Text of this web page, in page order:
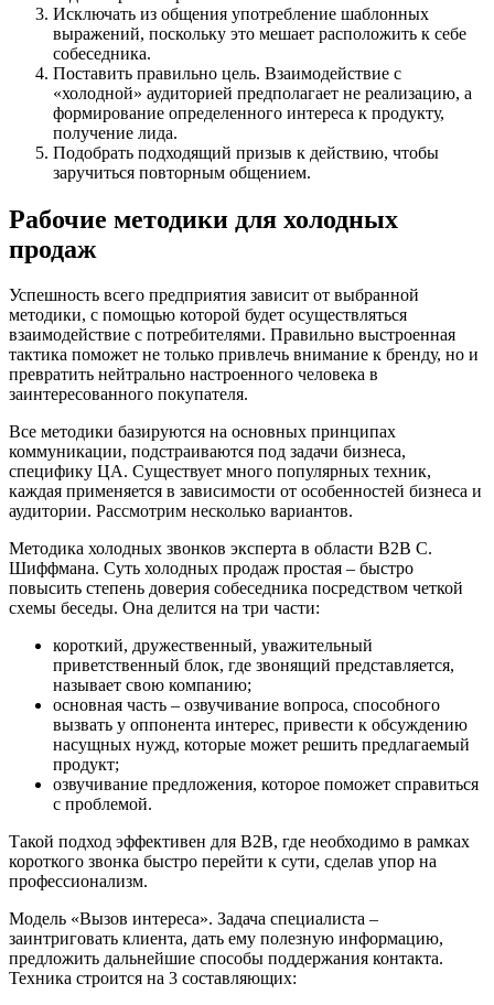
Исключать из общения употребление шаблонных
выражений, поскольку это мешает расположить к себе
собеседника.
Поставить правильно цель. Взаимодействие с
«холодной» аудиторией предполагает не реализацию, а
формирование определенного интереса к продукту,
получение лида.
Подобрать подходящий призыв к действию, чтобы
заручиться повторным общением.
Рабочие методики для холодных
продаж
Успешность всего предприятия зависит от выбранной
методики, с помощью которой будет осуществляться
взаимодействие с потребителями. Правильно выстроенная
тактика поможет не только привлечь внимание к бренду, но и
превратить нейтрально настроенного человека в
заинтересованного покупателя.
Все методики базируются на основных принципах
коммуникации, подстраиваются под задачи бизнеса,
специфику ЦА. Существует много популярных техник,
каждая применяется в зависимости от особенностей бизнеса и
аудитории. Рассмотрим несколько вариантов.
Методика холодных звонков эксперта в области B2B С.
Шиффмана. Суть холодных продаж простая – быстро
повысить степень доверия собеседника посредством четкой
схемы беседы. Она делится на три части:
короткий, дружественный, уважительный
приветственный блок, где звонящий представляется,
называет свою компанию;
основная часть – озвучивание вопроса, способного
вызвать у оппонента интерес, привести к обсуждению
насущных нужд, которые может решить предлагаемый
продукт;
озвучивание предложения, которое поможет справиться
с проблемой.
Такой подход эффективен для B2B, где необходимо в рамках
короткого звонка быстро перейти к сути, сделав упор на
профессионализм.
Модель «Вызов интереса». Задача специалиста –
заинтриговать клиента, дать ему полезную информацию,
предложить дальнейшие способы поддержания контакта.
Техника строится на 3 составляющих: